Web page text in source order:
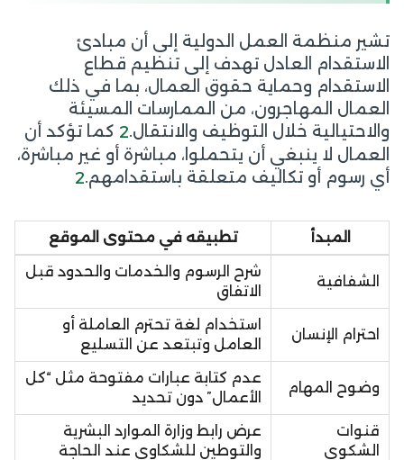
تشير منظمة العمل الدولية إلى أن مبادئ
الاستقدام العادل تهدف إلى تنظيم قطاع
الاستقدام وحماية حقوق العمال، بما في ذلك
العمال المهاجرون، من الممارسات المسيئة
والاحتيالية خلال التوظيف والانتقال.2 كما تؤكد أن
العمال لا ينبغي أن يتحملوا، مباشرة أو غير مباشرة،
أي رسوم أو تكاليف متعلقة باستقدامهم.2
المبدأ تطبيقه في محتوى الموقع
الشفافية
شرح الرسوم والخدمات والحدود قبل
الاتفاق
احترام الإنسان
استخدام لغة تحترم العاملة أو
العامل وتبتعد عن التسليع
وضوح المهام
عدم كتابة عبارات مفتوحة مثل “كل
الأعمال” دون تحديد
قنوات
الشكوى
عرض رابط وزارة الموارد البشرية
والتوطين للشكاوى عند الحاجة